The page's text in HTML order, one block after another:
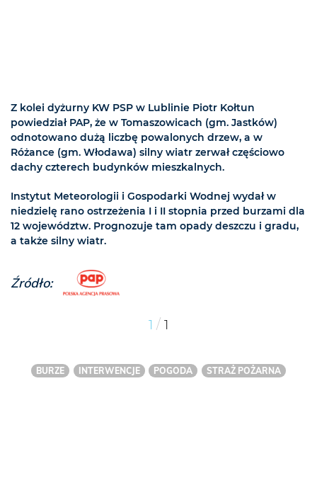
Z kolei dyżurny KW PSP w Lublinie Piotr Kołtun
powiedział PAP, że w Tomaszowicach (gm. Jastków)
odnotowano dużą liczbę powalonych drzew, a w
Różance (gm. Włodawa) silny wiatr zerwał częściowo
dachy czterech budynków mieszkalnych.
Instytut Meteorologii i Gospodarki Wodnej wydał w
niedzielę rano ostrzeżenia I i II stopnia przed burzami dla
12 województw. Prognozuje tam opady deszczu i gradu,
a także silny wiatr.
Źródło:
1 / 1
BURZE INTERWENCJE POGODA STRAŻ POŻARNA